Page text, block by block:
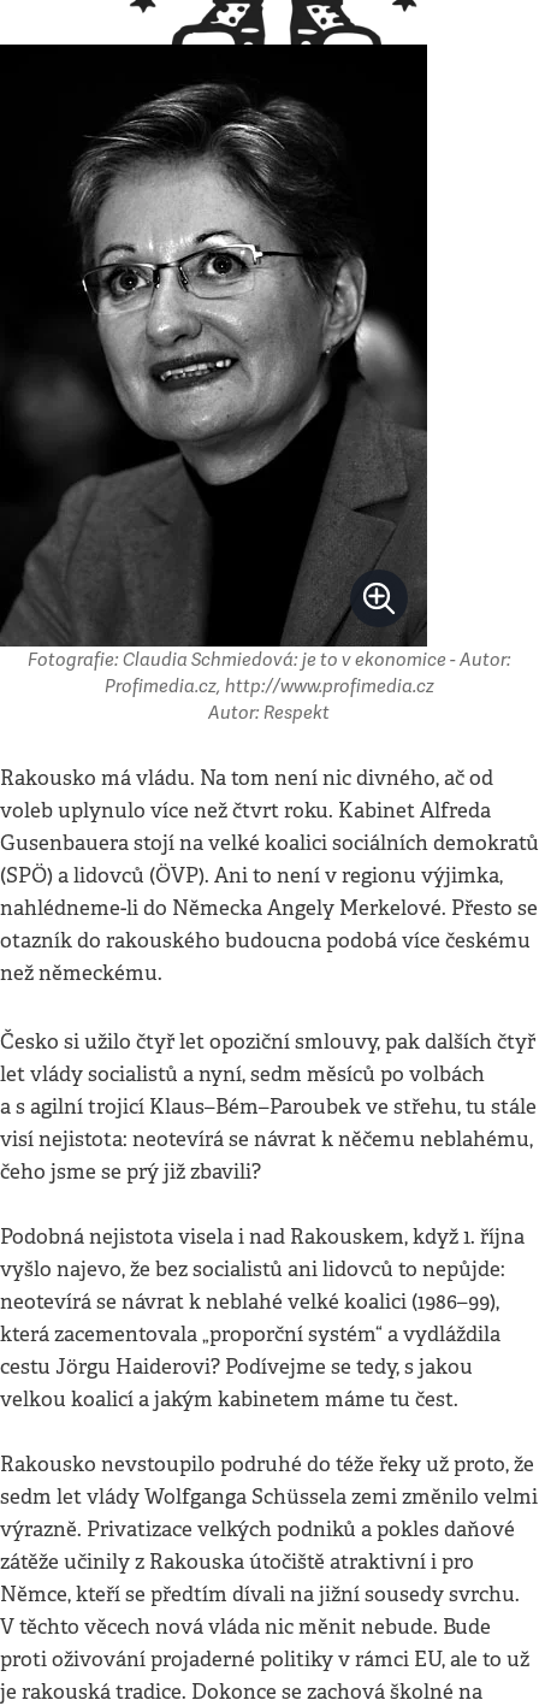
Fotografie: Claudia Schmiedová: je to v ekonomice - Autor:
Profimedia.cz, http://www.profimedia.cz
Autor: Respekt
Rakousko má vládu. Na tom není nic divného, ač od
voleb uplynulo více než čtvrt roku. Kabinet Alfreda
Gusenbauera stojí na velké koalici sociálních demokratů
(SPÖ) a lidovců (ÖVP). Ani to není v regionu výjimka,
nahlédneme-li do Německa Angely Merkelové. Přesto se
otazník do rakouského budoucna podobá více českému
než německému.
Česko si užilo čtyř let opoziční smlouvy, pak dalších čtyř
let vlády socialistů a nyní, sedm měsíců po volbách
a s agilní trojicí Klaus–Bém–Paroubek ve střehu, tu stále
visí nejistota: neotevírá se návrat k něčemu neblahému,
čeho jsme se prý již zbavili?
Podobná nejistota visela i nad Rakouskem, když 1. října
vyšlo najevo, že bez socialistů ani lidovců to nepůjde:
neotevírá se návrat k neblahé velké koalici (1986–99),
která zacementovala „proporční systém“ a vydláždila
cestu Jörgu Haiderovi? Podívejme se tedy, s jakou
velkou koalicí a jakým kabinetem máme tu čest.
Rakousko nevstoupilo podruhé do téže řeky už proto, že
sedm let vlády Wolfganga Schüssela zemi změnilo velmi
výrazně. Privatizace velkých podniků a pokles daňové
zátěže učinily z Rakouska útočiště atraktivní i pro
Němce, kteří se předtím dívali na jižní sousedy svrchu.
V těchto věcech nová vláda nic měnit nebude. Bude
proti oživování projaderné politiky v rámci EU, ale to už
je rakouská tradice. Dokonce se zachová školné na